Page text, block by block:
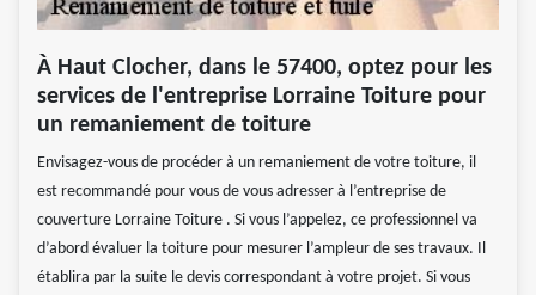
À Haut Clocher, dans le 57400, optez pour les
services de l'entreprise Lorraine Toiture pour
un remaniement de toiture
Envisagez-vous de procéder à un remaniement de votre toiture, il
est recommandé pour vous de vous adresser à l’entreprise de
couverture Lorraine Toiture . Si vous l’appelez, ce professionnel va
d’abord évaluer la toiture pour mesurer l’ampleur de ses travaux. Il
établira par la suite le devis correspondant à votre projet. Si vous